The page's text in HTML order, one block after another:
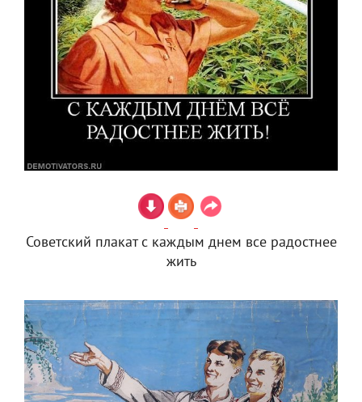
Советский плакат с каждым днем все радостнее
жить